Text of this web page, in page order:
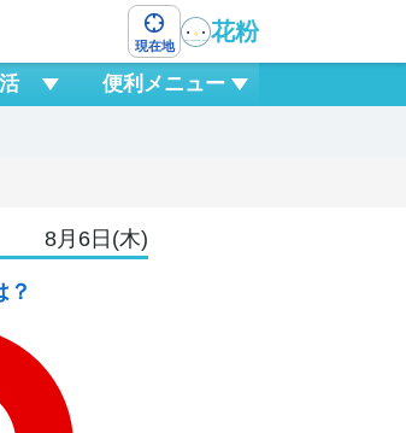
現在地
花粉
便利メニュー
8月6日(木)
？